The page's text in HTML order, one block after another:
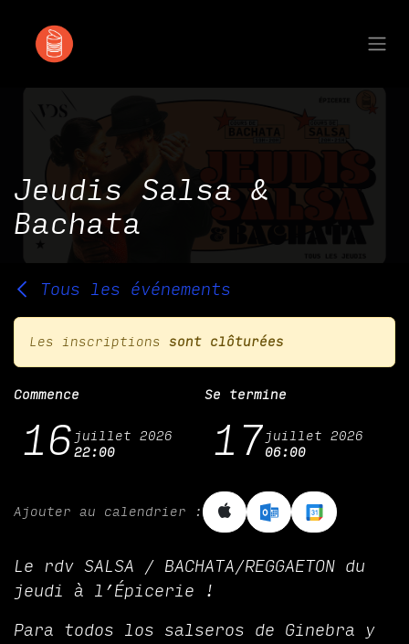
Jeudis Salsa &
Bachata
Tous les événements
Les inscriptions sont clôturées
Commence
16 juillet 2026
22:00
Se termine
17 juillet 2026
06:00
Ajouter au calendrier :
Le rdv SALSA / BACHATA/REGGAETON du
jeudi à l’Épicerie !
Para todos los salseros de Ginebra y